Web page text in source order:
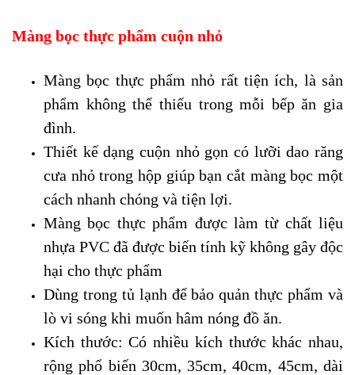
Màng bọc thực phẩm cuộn nhỏ
Màng bọc thực phẩm nhỏ rất tiện ích, là sản
phẩm không thể thiếu trong mỗi bếp ăn gia
đình.
Thiết kế dạng cuộn nhỏ gọn có lưỡi dao răng
cưa nhỏ trong hộp giúp bạn cắt màng bọc một
cách nhanh chóng và tiện lợi.
Màng bọc thực phẩm được làm từ chất liệu
nhựa PVC đã được biến tính kỹ không gây độc
hại cho thực phẩm
Dùng trong tủ lạnh để bảo quản thực phẩm và
lò vi sóng khi muốn hâm nóng đồ ăn.
Kích thước: Có nhiều kích thước khác nhau,
rộng phổ biến 30cm, 35cm, 40cm, 45cm, dài